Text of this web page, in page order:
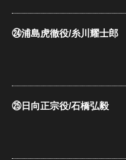
㉔浦島虎徹役/糸川耀士郎
㉕日向正宗役/石橋弘毅